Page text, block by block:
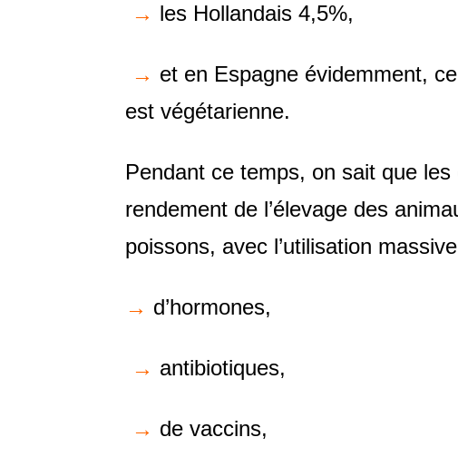
→ les Hollandais 4,5%,
→ et en Espagne évidemment,
est végétarienne.
Pendant ce temps, on sait que
rendement de l’élevage des
poissons, avec l’utilisation
→ d’hormones,
→ antibiotiques,
→ de vaccins,